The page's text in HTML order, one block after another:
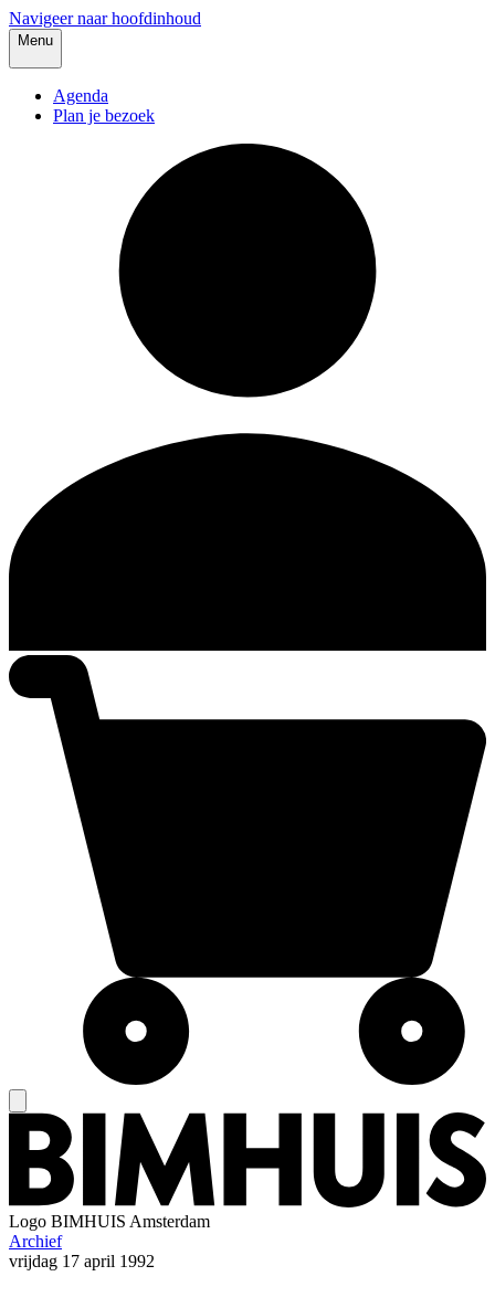
Navigeer naar hoofdinhoud
Menu
Agenda
Plan je bezoek
Logo BIMHUIS Amsterdam
Archief
vrijdag 17 april 1992